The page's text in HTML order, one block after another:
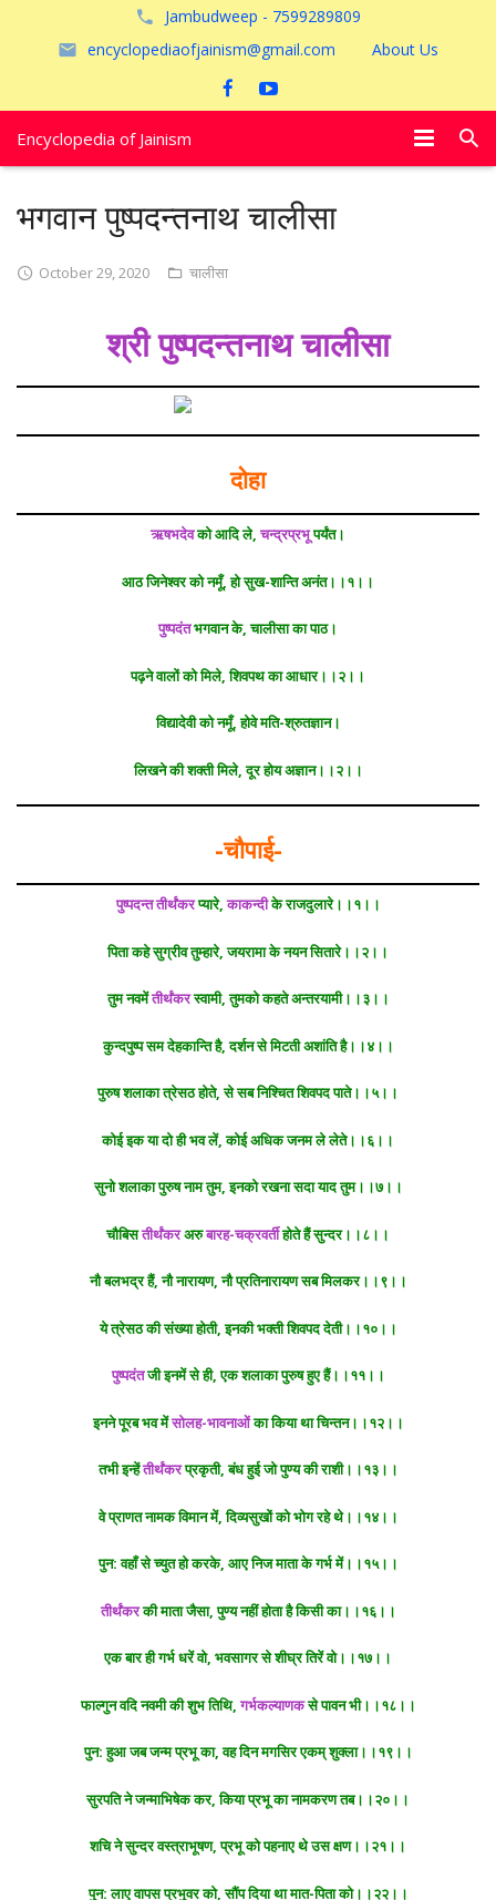
Jambudweep - 7599289809
encyclopediaofjainism@gmail.com
About Us
Encyclopedia of Jainism
भगवान पुष्पदन्तनाथ चालीसा
October 29, 2020 चालीसा
श्री पुष्पदन्तनाथचालीसा
दोहा
ऋषभदेवको आदि ले,चन्द्रप्रभूपर्यंत।
आठ जिनेश्वर को नमूँ, हो सुख-शान्ति अनंत।।१।।
पुष्पदंतभगवान के, चालीसा का पाठ।
पढ़ने वालों को मिले, शिवपथ का आधार।।२।।
विद्यादेवी को नमूँ, होवे मति-श्रुतज्ञान।
लिखने की शक्ती मिले, दूर होय अज्ञान।।२।।
-चौपाई-
पुष्पदन्ततीर्थंकरप्यारे,काकन्दीके राजदुलारे।।१।।
पिता कहे सुग्रीव तुम्हारे, जयरामा के नयन सितारे।।२।।
तुम नवमेंतीर्थंकरस्वामी, तुमको कहते अन्तरयामी।।३।।
कुन्दपुष्प सम देहकान्ति है, दर्शन से मिटती अशांति है।।४।।
पुरुष शलाका त्रेसठ होते, से सब निश्चित शिवपद पाते।।५।।
कोई इक या दो ही भव लें, कोई अधिक जनम ले लेते।।६।।
सुनो शलाका पुरुष नाम तुम, इनको रखना सदा याद तुम।।७।।
चौबिसतीर्थंकरअरुबारह-चक्रवर्तीहोते हैं सुन्दर।।८।।
नौ बलभद्र हैं, नौ नारायण, नौ प्रतिनारायण सब मिलकर।।९।।
ये त्रेसठ की संख्या होती, इनकी भक्ती शिवपद देती।।१०।।
पुष्पदंतजी इनमें से ही, एक शलाका पुरुष हुए हैं।।११।।
इनने पूरब भव मेंसोलह-भावनाओंका किया था चिन्तन।।१२।।
तभी इन्हेंतीर्थंकरप्रकृती, बंध हुई जो पुण्य की राशी।।१३।।
वे प्राणत नामक विमान में, दिव्यसुखों को भोग रहे थे।।१४।।
पुन: वहाँ से च्युत हो करके, आए निज माता के गर्भ में।।१५।।
तीर्थंकरकी माता जैसा, पुण्य नहीं होता है किसी का।।१६।।
एक बार ही गर्भ धरें वो, भवसागर से शीघ्र तिरें वो।।१७।।
फाल्गुन वदि नवमी की शुभ तिथि,गर्भकल्याणकसे पावन भी।।१८।।
पुन: हुआ जब जन्म प्रभू का, वह दिन मगसिर एकम् शुक्ला।।१९।।
सुरपति ने जन्माभिषेक कर, किया प्रभू का नामकरण तब।।२०।।
शचि ने सुन्दर वस्त्राभूषण, प्रभू को पहनाए थे उस क्षण।।२१।।
पुन: लाए वापस प्रभुवर को, सौंप दिया था मात-पिता को।।२२।।